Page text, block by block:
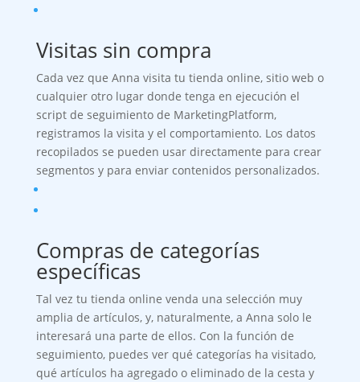
Visitas sin compra
Cada vez que Anna visita tu tienda online, sitio web o
cualquier otro lugar donde tenga en ejecución el
script de seguimiento de MarketingPlatform,
registramos la visita y el comportamiento. Los datos
recopilados se pueden usar directamente para crear
segmentos y para enviar contenidos personalizados.
Compras de categorías
específicas
Tal vez tu tienda online venda una selección muy
amplia de artículos, y, naturalmente, a Anna solo le
interesará una parte de ellos. Con la función de
seguimiento, puedes ver qué categorías ha visitado,
qué artículos ha agregado o eliminado de la cesta y